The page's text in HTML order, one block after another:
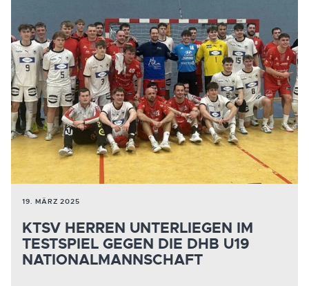
19. MÄRZ 2025
KTSV HERREN UNTERLIEGEN IM
TESTSPIEL GEGEN DIE DHB U19
NATIONALMANNSCHAFT